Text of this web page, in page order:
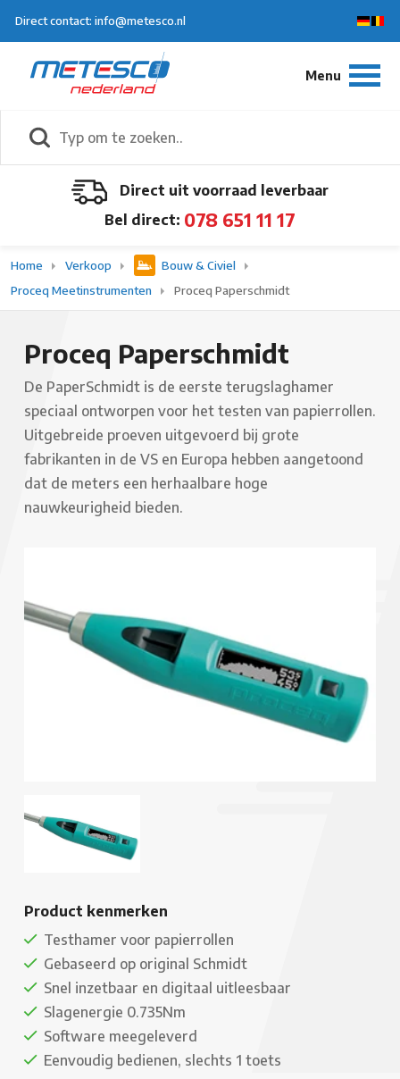
Direct contact: info@metesco.nl
Direct uit voorraad leverbaar
Bel direct: 078 651 11 17
Home Verkoop
Bouw & Civiel
Proceq Meetinstrumenten
Proceq Paperschmidt
Proceq Paperschmidt
De PaperSchmidt is de eerste terugslaghamer
speciaal ontworpen voor het testen van papierrollen.
Uitgebreide proeven uitgevoerd bij grote
fabrikanten in de VS en Europa hebben aangetoond
dat de meters een herhaalbare hoge
nauwkeurigheid bieden.
Product kenmerken
Testhamer voor papierrollen
Gebaseerd op original Schmidt
Snel inzetbaar en digitaal uitleesbaar
Slagenergie 0.735Nm
Software meegeleverd
Eenvoudig bedienen, slechts 1 toets